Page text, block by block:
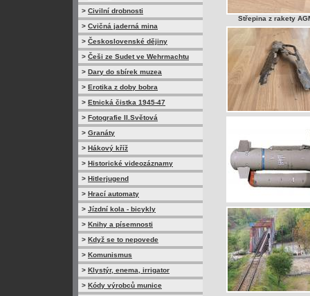
> Civilní drobnosti
> Cvičná jaderná mina
> Československé dějiny
> Češi ze Sudet ve Wehrmachtu
> Dary do sbírek muzea
> Erotika z doby bobra
> Etnická čistka 1945-47
> Fotografie II.Světová
> Granáty
> Hákový kříž
> Historické videozáznamy
> Hitlerjugend
> Hrací automaty
> Jízdní kola - bicykly
> Knihy a písemnosti
> Když se to nepovede
> Komunismus
> Klystýr, enema, irrigator
> Kódy výrobců munice
Střepina z rakety